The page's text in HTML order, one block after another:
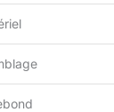
ou
de la
est